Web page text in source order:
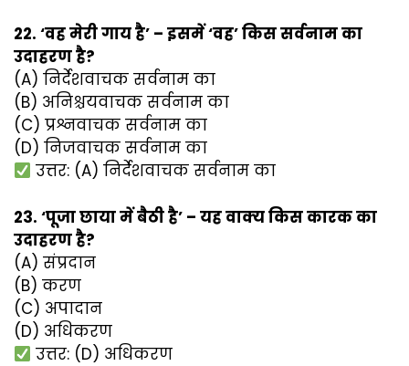
22. ‘वह मेरी गाय है’ – इसमें ‘वह’ किस सर्वनाम का
उदाहरण है?
(A) निर्देशवाचक सर्वनाम का
(B) अनिश्चयवाचक सर्वनाम का
(C) प्रश्नवाचक सर्वनाम का
(D) निजवाचक सर्वनाम का
उत्तर: (A) निर्देशवाचक सर्वनाम का
23. ‘पूजा छाया में बैठी है’ – यह वाक्य किस कारक का
उदाहरण है?
(A) संप्रदान
(B) करण
(C) अपादान
(D) अधिकरण
उत्तर: (D) अधिकरण